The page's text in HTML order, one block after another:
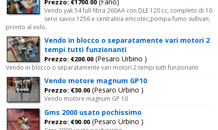
Prezzo: €1700.00
Vendo yak 54 full fibra 260AA con DLE 120 cc, completo di 10
servi savox 1256 e centralina emcotec,pompa fumo sullivan,
pronto al volo.
Vendo in blocco o separatamente vari motori 2
tempi tutti funzionanti
Prezzo: €200.00 (Pesaro Urbino )
Vendo in blocco o separatamente vari motori 2 tempi tutti funzionanti
Vendo motore magnum GP10
Prezzo: €30.00 (Pesaro Urbino )
Vendo motore magnum GP 10
Gms 2000 usato pochissimo
Prezzo: €90.00 (Pesaro Urbino )